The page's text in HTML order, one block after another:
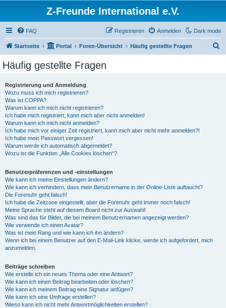
Z-Freunde International e.V.
Dark mode
FAQ Anmelden
Registrieren
Startseite Portal Foren-Übersicht Häufig gestellte Fragen
Häufig gestellte Fragen
Registrierung und Anmeldung
Wozu muss ich mich registrieren?
Was ist COPPA?
Warum kann ich mich nicht registrieren?
Ich habe mich registriert, kann mich aber nicht anmelden!
Warum kann ich mich nicht anmelden?
Ich habe mich vor einiger Zeit registriert, kann mich aber nicht mehr anmelden?!
Ich habe mein Passwort vergessen!
Warum werde ich automatisch abgemeldet?
Wozu ist die Funktion „Alle Cookies löschen“?
Benutzerpräferenzen und -einstellungen
Wie kann ich meine Einstellungen ändern?
Wie kann ich verhindern, dass mein Benutzername in der Online-Liste auftaucht?
Die Forenuhr geht falsch!
Ich habe die Zeitzone eingestellt, aber die Forenuhr geht immer noch falsch!
Meine Sprache steht auf diesem Board nicht zur Auswahl!
Was sind das für Bilder, die bei meinem Benutzernamen angezeigt werden?
Wie verwende ich einen Avatar?
Was ist mein Rang und wie kann ich ihn ändern?
Wenn ich bei einem Benutzer auf den E-Mail-Link klicke, werde ich aufgefordert, mich
anzumelden.
Beiträge schreiben
Wie erstelle ich ein neues Thema oder eine Antwort?
Wie kann ich einen Beitrag bearbeiten oder löschen?
Wie kann ich meinem Beitrag eine Signatur anfügen?
Wie kann ich eine Umfrage erstellen?
Wieso kann ich nicht mehr Antwortmöglichkeiten erstellen?